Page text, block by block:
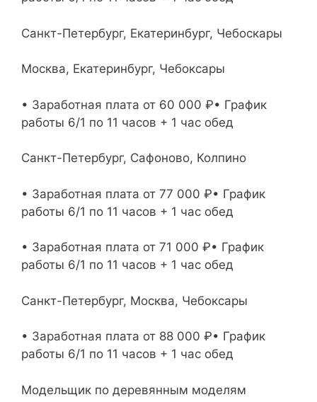
Санкт-Петербург, Екатеринбург, Чебоскары
Москва, Екатеринбург, Чебоксары
• Заработная плата от 60 000 ₽• График
работы 6/1 по 11 часов + 1 час обед
Санкт-Петербург, Сафоново, Колпино
• Заработная плата от 77 000 ₽• График
работы 6/1 по 11 часов + 1 час обед
• Заработная плата от 71 000 ₽• График
работы 6/1 по 11 часов + 1 час обед
Санкт-Петербург, Москва, Чебоксары
• Заработная плата от 88 000 ₽• График
работы 6/1 по 11 часов + 1 час обед
Модельщик по деревянным моделям